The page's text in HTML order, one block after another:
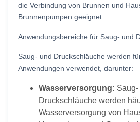
die Verbindung von Brunnen und
Brunnenpumpen geeignet.
Anwendungsbereiche für Saug- und
Saug- und Druckschläuche werden
Anwendungen verwendet, darunter:
Wasserversorgung: Saug-
Druckschläuche werden
Wasserversorgung von